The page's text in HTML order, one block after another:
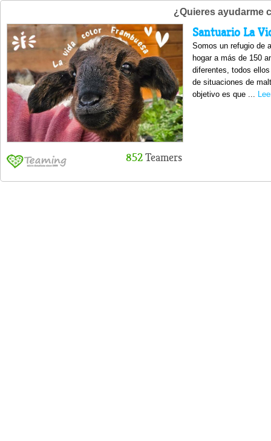
¿Quieres ayudarme
Santuario La
Somos un refugio de
hogar a más de 150
diferentes, todos
de situaciones de
objetivo es que ...
852Teamers